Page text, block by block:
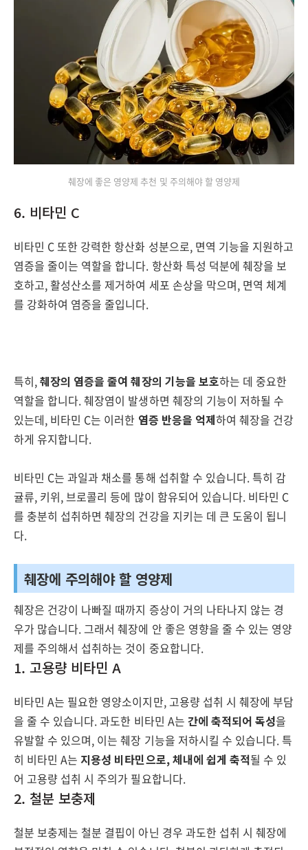
췌장에 좋은 영양제 추천 및 주의해야 할 영양제
6. 비타민 C
비타민 C 또한 강력한 항산화 성분으로, 면역 기능을 지원하고
염증을 줄이는 역할을 합니다. 항산화 특성 덕분에 췌장을 보
호하고, 활성산소를 제거하여 세포 손상을 막으며, 면역 체계
를 강화하여 염증을 줄입니다.
특히,췌장의 염증을 줄여 췌장의 기능을 보호하는 데 중요한
역할을 합니다. 췌장염이 발생하면 췌장의 기능이 저하될 수
있는데, 비타민 C는 이러한 염증 반응을 억제하여 췌장을 건강
하게 유지합니다.
비타민 C는 과일과 채소를 통해 섭취할 수 있습니다. 특히 감
귤류, 키위, 브로콜리 등에 많이 함유되어 있습니다. 비타민 C
를 충분히 섭취하면 췌장의 건강을 지키는 데 큰 도움이 됩니
다.
췌장에 주의해야 할 영양제
췌장은 건강이 나빠질 때까지 증상이 거의 나타나지 않는 경
우가 많습니다. 그래서 췌장에 안 좋은 영향을 줄 수 있는 영양
제를 주의해서 섭취하는 것이 중요합니다.
1. 고용량 비타민 A
비타민 A는 필요한 영양소이지만, 고용량 섭취 시 췌장에 부담
을 줄 수 있습니다. 과도한 비타민 A는 간에 축적되어 독성을
유발할 수 있으며, 이는 췌장 기능을 저하시킬 수 있습니다. 특
히 비타민 A는 지용성 비타민으로, 체내에 쉽게 축적될 수 있
어 고용량 섭취 시 주의가 필요합니다.
2. 철분 보충제
철분 보충제는 철분 결핍이 아닌 경우 과도한 섭취 시 췌장에